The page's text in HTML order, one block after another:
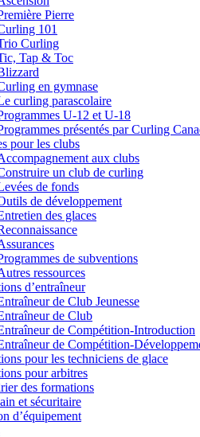
Pierre
101
Curling
Tap & Toc
en gymnase
curling parascolaire
U-12 et U-18
présentés par Curling
pour les clubs
aux clubs
un club de curling
de fonds
de développement
des glaces
de subventions
ressources
d’entraîneur
de Club Jeunesse
de Club
de Compétition-Introduction
de Compétition-
pour les techniciens de glace
pour arbitres
des formations
et sécuritaire
d’équipement